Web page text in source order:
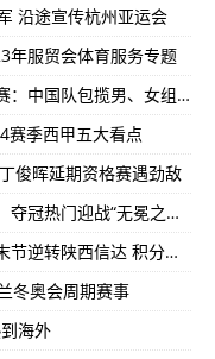
沿途宣传杭州亚运会
年服贸会体育服务专题
全球观天下!世界沙排巡回赛苍南站未来赛：中国队包揽男、女组冠军
季西甲五大看点
俊晖延期资格赛遇劲敌
世界热消息:（女足世界杯）半决赛前瞻：夺冠热门迎战“无冕之王” 西瑞之战谁主沉浮？
当前速递!全国男子篮球联赛：安徽文一末节逆转陕西信达 积分首次领衔常规赛
冬奥会周期赛事
海外